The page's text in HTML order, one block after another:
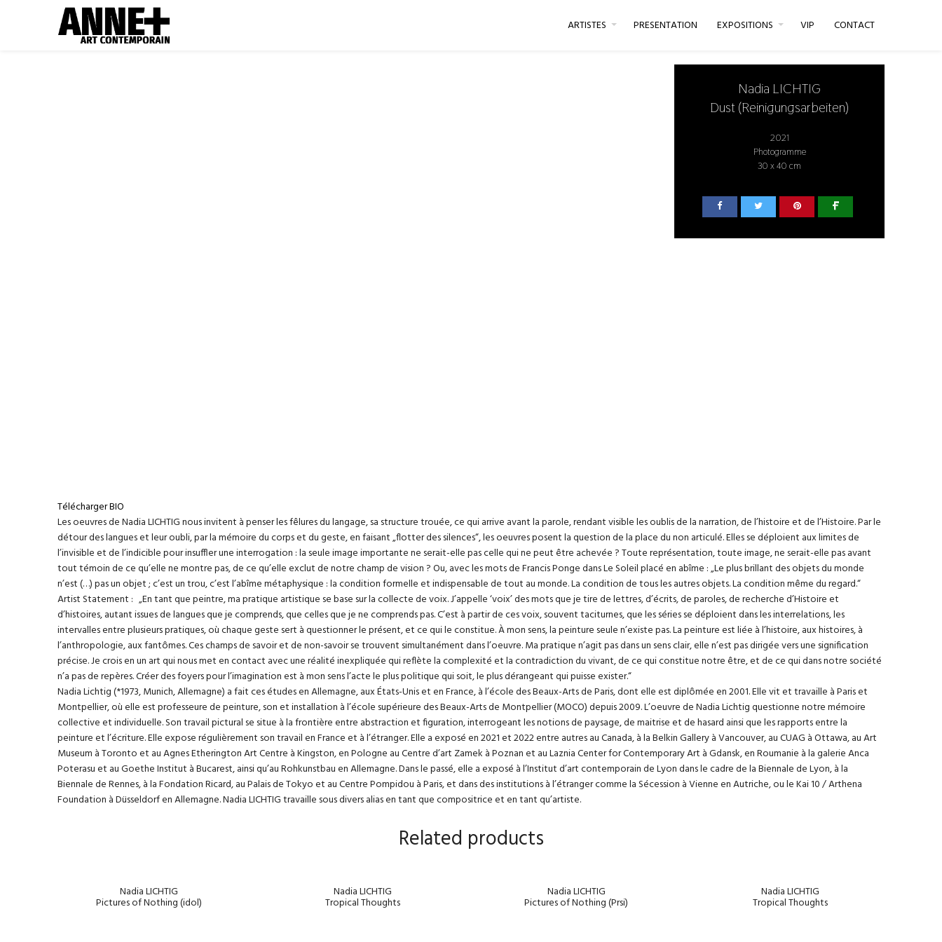
ARTISTES PRESENTATION EXPOSITIONS VIP CONTACT
Nadia LICHTIG
Dust (Reinigungsarbeiten)
2021
Photogramme
30 x 40 cm
Télécharger BIO
Les oeuvres de Nadia LICHTIG nous invitent à penser les fêlures du langage, sa structure trouée, ce qui arrive avant la parole, rendant visible les oublis de la narration, de l’histoire et de l’Histoire. Par le
détour des langues et leur oubli, par la mémoire du corps et du geste, en faisant „flotter des silences“, les oeuvres posent la question de la place du non articulé. Elles se déploient aux limites de
l’invisible et de l’indicible pour insuffler une interrogation : la seule image importante ne serait-elle pas celle qui ne peut être achevée ? Toute représentation, toute image, ne serait-elle pas avant
tout témoin de ce qu’elle ne montre pas, de ce qu’elle exclut de notre champ de vision ? Ou, avec les mots de Francis Ponge dans Le Soleil placé en abîme : „Le plus brillant des objets du monde
n’est (…) pas un objet ; c’est un trou, c’est l’abîme métaphysique : la condition formelle et indispensable de tout au monde. La condition de tous les autres objets. La condition même du regard.“
Artist Statement : „En tant que peintre, ma pratique artistique se base sur la collecte de voix. J’appelle ‘voix’ des mots que je tire de lettres, d’écrits, de paroles, de recherche d’Histoire et
d’histoires, autant issues de langues que je comprends, que celles que je ne comprends pas. C’est à partir de ces voix, souvent taciturnes, que les séries se déploient dans les interrelations, les
intervalles entre plusieurs pratiques, où chaque geste sert à questionner le présent, et ce qui le constitue. À mon sens, la peinture seule n’existe pas. La peinture est liée à l’histoire, aux histoires, à
l’anthropologie, aux fantômes. Ces champs de savoir et de non-savoir se trouvent simultanément dans l’oeuvre. Ma pratique n’agit pas dans un sens clair, elle n’est pas dirigée vers une signification
précise. Je crois en un art qui nous met en contact avec une réalité inexpliquée qui reflète la complexité et la contradiction du vivant, de ce qui constitue notre être, et de ce qui dans notre société
n’a pas de repères. Créer des foyers pour l’imagination est à mon sens l’acte le plus politique qui soit, le plus dérangeant qui puisse exister.“
Nadia Lichtig (*1973, Munich, Allemagne) a fait ces études en Allemagne, aux États-Unis et en France, à l’école des Beaux-Arts de Paris, dont elle est diplômée en 2001. Elle vit et travaille à Paris et
Montpellier, où elle est professeure de peinture, son et installation à l’école supérieure des Beaux-Arts de Montpellier (MOCO) depuis 2009. L’oeuvre de Nadia Lichtig questionne notre mémoire
collective et individuelle. Son travail pictural se situe à la frontière entre abstraction et figuration, interrogeant les notions de paysage, de maitrise et de hasard ainsi que les rapports entre la
peinture et l’écriture. Elle expose régulièrement son travail en France et à l’étranger. Elle a exposé en 2021 et 2022 entre autres au Canada, à la Belkin Gallery à Vancouver, au CUAG à Ottawa, au Art
Museum à Toronto et au Agnes Etherington Art Centre à Kingston, en Pologne au Centre d’art Zamek à Poznan et au Laznia Center for Contemporary Art à Gdansk, en Roumanie à la galerie Anca
Poterasu et au Goethe Institut à Bucarest, ainsi qu’au Rohkunstbau en Allemagne. Dans le passé, elle a exposé à l’Institut d’art contemporain de Lyon dans le cadre de la Biennale de Lyon, à la
Biennale de Rennes, à la Fondation Ricard, au Palais de Tokyo et au Centre Pompidou à Paris, et dans des institutions à l’étranger comme la Sécession à Vienne en Autriche, ou le Kai 10 / Arthena
Foundation à Düsseldorf en Allemagne. Nadia LICHTIG travaille sous divers alias en tant que compositrice et en tant qu’artiste.
Related products
Nadia LICHTIG
Pictures of Nothing (idol)
Nadia LICHTIG
Tropical Thoughts
Nadia LICHTIG
Pictures of Nothing (Prsi)
Nadia LICHTIG
Tropical Thoughts